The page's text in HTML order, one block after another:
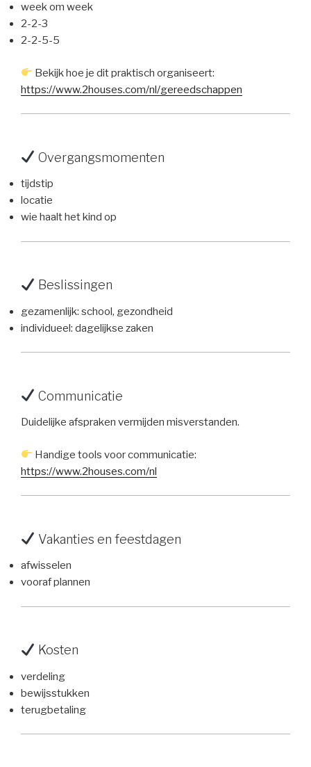
week om week
2-2-3
2-2-5-5
Bekijk hoe je dit praktisch organiseert:
https://www.2houses.com/nl/gereedschappen
Overgangsmomenten
tijdstip
locatie
wie haalt het kind op
Beslissingen
gezamenlijk: school, gezondheid
individueel: dagelijkse zaken
Communicatie
Duidelijke afspraken vermijden misverstanden.
Handige tools voor communicatie:
https://www.2houses.com/nl
Vakanties en feestdagen
afwisselen
vooraf plannen
Kosten
verdeling
bewijsstukken
terugbetaling